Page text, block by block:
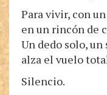
Para vivir, con
en un rincón de
Un dedo solo,
alza el vuelo
Silencio.